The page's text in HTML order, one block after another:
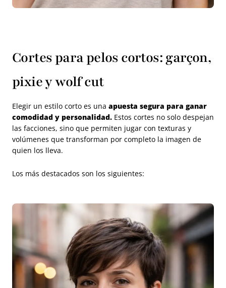
Cortes para pelos cortos: garçon,
pixie y wolf cut
Elegir un estilo corto es una apuesta segura para ganar
comodidad y personalidad. Estos cortes no solo despejan
las facciones, sino que permiten jugar con texturas y
volúmenes que transforman por completo la imagen de
quien los lleva.
Los más destacados son los siguientes: